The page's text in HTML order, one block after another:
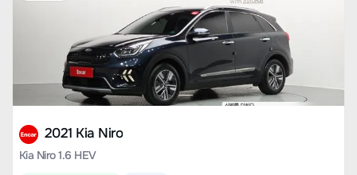
2021 Kia Niro
Kia Niro 1.6 HEV